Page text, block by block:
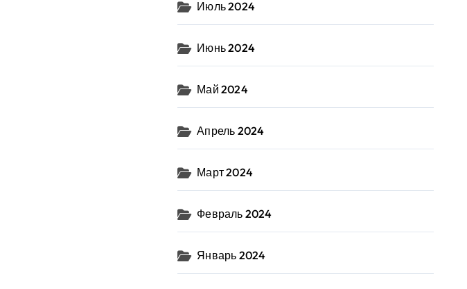
Июль 2024
Июнь 2024
Май 2024
Апрель 2024
Март 2024
Февраль 2024
Январь 2024